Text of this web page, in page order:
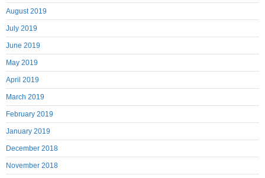
August 2019
July 2019
June 2019
May 2019
April 2019
March 2019
February 2019
January 2019
December 2018
November 2018